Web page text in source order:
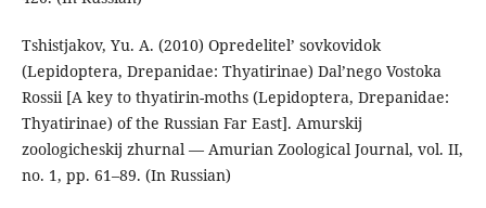
Tshistjakov, Yu. A. (2010) Opredelitel’ sovkovidok
(Lepidoptera, Drepanidae: Thyatirinae) Dal’nego Vostoka
Rossii [A key to thyatirin-moths (Lepidoptera, Drepanidae:
Thyatirinae) of the Russian Far East]. Amurskij
zoologicheskij zhurnal — Amurian Zoological Journal, vol. II,
no. 1, pp. 61–89. (In Russian)